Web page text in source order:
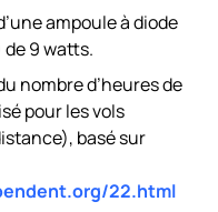
ampoule à diode
9 watts.
nombre d’heures de
pour les vols
basé sur
22.html